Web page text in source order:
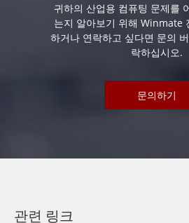
귀하의 산업용 컴퓨팅 문제를
는지 알아보기 위해 Winmate
하거나 연락하고 싶다면 문의
락하십시오.
문의하기
관련 링크